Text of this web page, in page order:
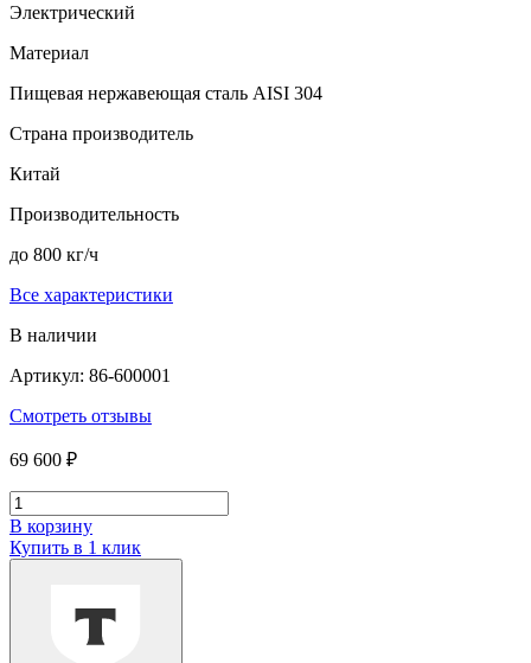
Электрический
Материал
Пищевая нержавеющая сталь AISI 304
Страна производитель
Китай
Производительность
до 800 кг/ч
Все характеристики
В наличии
Артикул: 86-600001
Смотреть отзывы
69 600 ₽
В корзину
Купить в 1 клик